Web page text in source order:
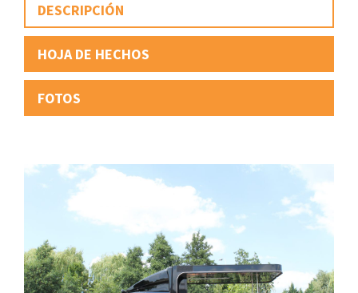
DESCRIPCIÓN
HOJA DE HECHOS
FOTOS